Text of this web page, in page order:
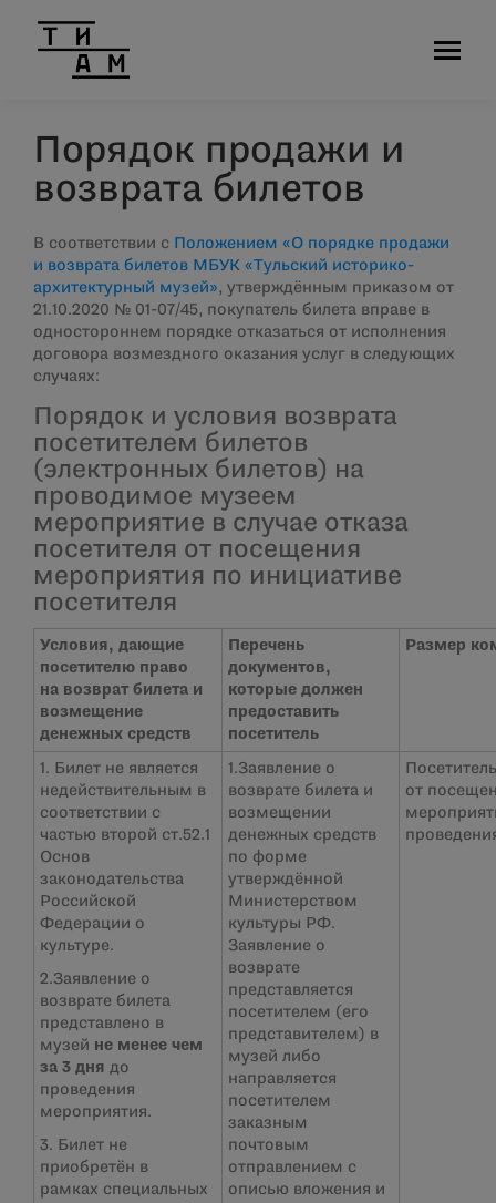
Порядок продажи и
возврата билетов
В соответствии с Положением «О порядке продажи
и возврата билетов МБУК «Тульский историко-
архитектурный музей», утверждённым приказом от
21.10.2020 № 01-07/45, покупатель билета вправе в
одностороннем порядке отказаться от исполнения
договора возмездного оказания услуг в следующих
случаях:
Порядок и условия возврата
посетителем билетов
(электронных билетов) на
проводимое музеем
мероприятие в случае отказа
посетителя от посещения
мероприятия по инициативе
посетителя
Условия, дающие
посетителю право
на возврат билета и
возмещение
денежных средств
Перечень
документов,
которые должен
предоставить
посетитель
Размер
1. Билет не является
недействительным в
соответствии с
частью второй ст.52.1
Основ
законодательства
Российской
Федерации о
культуре.
2.Заявление о
возврате билета
представлено в
музей не менее чем
за 3 дня до
проведения
мероприятия.
3. Билет не
приобретён в
рамках специальных
1.Заявление о
возврате билета и
возмещении
денежных средств
по форме
утверждённой
Министерством
культуры РФ.
Заявление о
возврате
представляется
посетителем (его
представителем) в
музей либо
направляется
посетителем
заказным
почтовым
отправлением с
описью вложения и
от